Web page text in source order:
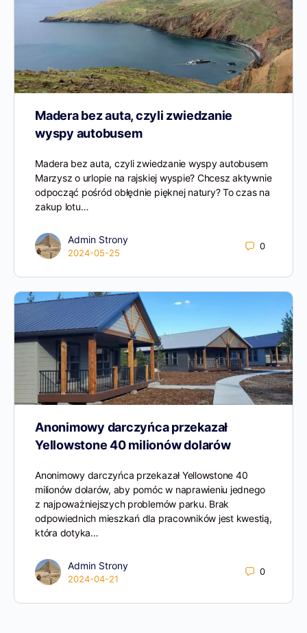
Madera bez auta, czyli zwiedzanie
wyspy autobusem
Madera bez auta, czyli zwiedzanie wyspy autobusem
Marzysz o urlopie na rajskiej wyspie? Chcesz aktywnie
odpocząć pośród obłędnie pięknej natury? To czas na
zakup lotu…
Admin Strony
2024-05-25
0
Anonimowy darczyńca przekazał
Yellowstone 40 milionów dolarów
Anonimowy darczyńca przekazał Yellowstone 40
milionów dolarów, aby pomóc w naprawieniu jednego
z najpoważniejszych problemów parku. Brak
odpowiednich mieszkań dla pracowników jest kwestią,
która dotyka…
Admin Strony
2024-04-21
0